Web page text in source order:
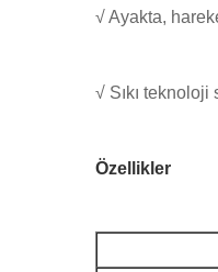
√ Ayakta,
√ Sıkı
Özellikler